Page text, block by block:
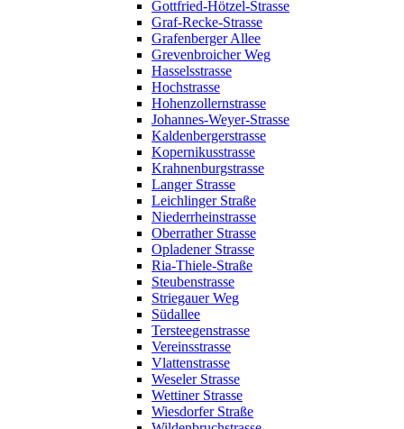
Gottfried-Hötzel-Strasse
Graf-Recke-Strasse
Grafenberger Allee
Grevenbroicher Weg
Hasselsstrasse
Hochstrasse
Hohenzollernstrasse
Johannes-Weyer-Strasse
Kaldenbergerstrasse
Kopernikusstrasse
Krahnenburgstrasse
Langer Strasse
Leichlinger Straße
Niederrheinstrasse
Oberrather Strasse
Opladener Strasse
Ria-Thiele-Straße
Steubenstrasse
Striegauer Weg
Südallee
Tersteegenstrasse
Vereinsstrasse
Vlattenstrasse
Weseler Strasse
Wettiner Strasse
Wiesdorfer Straße